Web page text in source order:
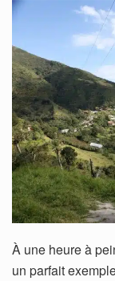
À une heure à
un parfait